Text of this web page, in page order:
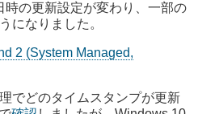
の更新設定が変わり、一部の
になりました。
2 (System Managed,
でどのタイムスタンプが更新